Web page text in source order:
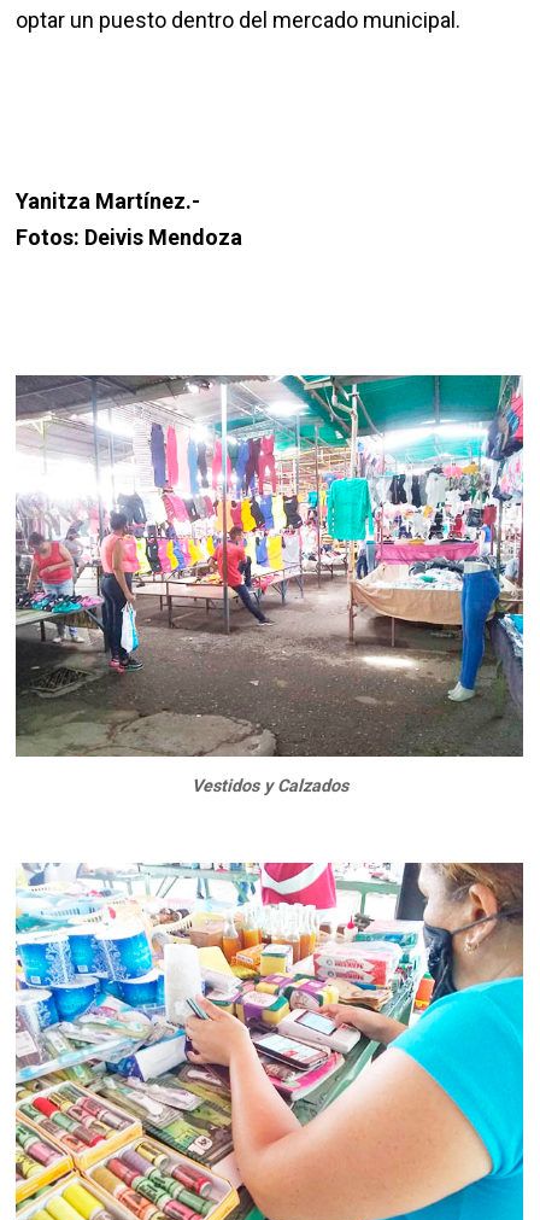
optar un puesto dentro del mercado municipal.
Yanitza Martínez.-
Fotos: Deivis Mendoza
Vestidos y Calzados